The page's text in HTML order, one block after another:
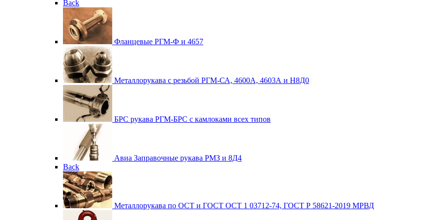
Back
Фланцевые РГМ-Ф и 4657
Металлорукава с резьбой РГМ-СА, 4600А, 4603А и Н8Д0
БРС рукава РГМ-БРС с камлоками всех типов
Авиа Заправочные рукава РМЗ и 8Д4
Back
Металлорукава по ОСТ и ГОСТ ОСТ 1 03712-74, ГОСТ Р 58621-2019 МРВД